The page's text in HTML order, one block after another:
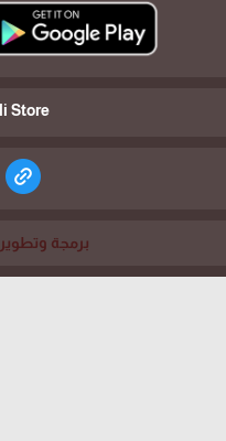
Store ©
برمجة